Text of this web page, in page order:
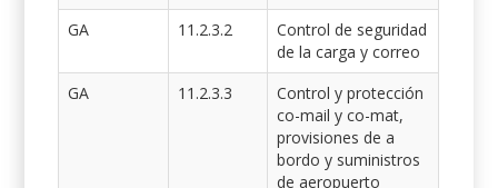
GA
11.2.3.2
Control de seguridad
de la carga y correo
GA
11.2.3.3
Control y protección
co-mail y co-mat,
provisiones de a
bordo y suministros
de aeropuerto